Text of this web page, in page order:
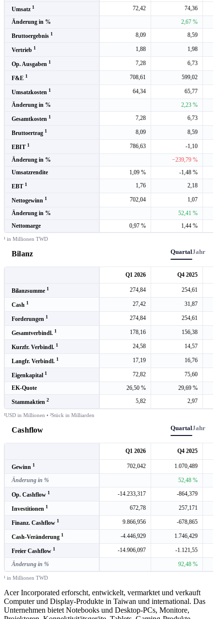
Umsatz 1 72,42
74,36
Änderung in %
2,67 %
Bruttoergebnis 1 8,09 8,59
Vertrieb 1 1,88 1,98
Op. Ausgaben 1 7,28 6,73
F&E 1 708,61 599,02
Umsatzkosten 1 64,34
65,77
Änderung in %
2,23 %
Gesamtkosten 1 7,28 6,73
Bruttoertrag 1 8,09 8,59
EBIT 1 786,63
-1,10
Änderung in %
−239,79 %
Umsatzrendite
1,09 % -1,48 %
EBT 1 1,76 2,18
Nettogewinn 1 702,04
1,07
Änderung in %
52,41 %
Nettomarge
0,97 % 1,44 %
¹ in Millionen TWD
Bilanz QuartalJahr
Q1 2026 Q4 2025
Bilanzsumme 1 274,84 254,61
Cash 1 27,42 31,87
Forderungen 1 274,84 254,61
Gesamtverbindl. 1 178,16 156,38
Kurzfr. Verbindl. 1 24,58 14,57
Langfr. Verbindl. 1 17,19 16,76
Eigenkapital 1 72,82
75,60
EK-Quote
26,50 % 29,69 %
Stammaktien 2 5,82 2,97
¹USD in Millionen • ²Stück in Milliarden
Cashflow QuartalJahr
Q1 2026 Q4 2025
Gewinn 1 702,042 1.070,489
Änderung in % 52,48 %
Op. Cashflow 1 -14.233,317 -864,379
Investitionen 1 672,78 257,171
Finanz. Cashflow 1 9.866,956 -678,865
Cash-Veränderung 1 -4.446,929 1.746,429
Freier Cashflow 1 -14.906,097 -1.121,55
Änderung in % 92,48 %
¹ in Millionen TWD
Acer Incorporated erforscht, entwickelt, vermarktet und verkauft
Computer und Display-Produkte in Taiwan und international. Das
Unternehmen bietet Notebooks und Desktop-PCs, Monitore,